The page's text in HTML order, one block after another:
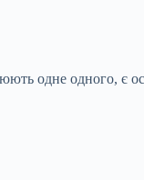
одне одного, є